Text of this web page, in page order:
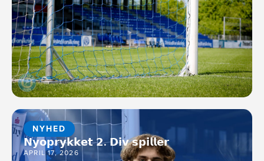
NYHED
𝗡𝘆𝗼𝗽𝗿𝘆𝗸𝗸𝗲𝘁 𝟮. 𝗗𝗶𝘃 𝘀𝗽𝗶𝗹𝗹𝗲𝗿
APRIL 17, 2026